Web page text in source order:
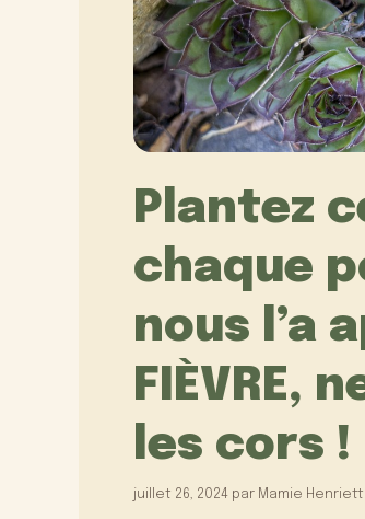
Plantez
chaque
nous l’a
FIÈVRE,
les cors !
juillet 26, 2024 par Mamie